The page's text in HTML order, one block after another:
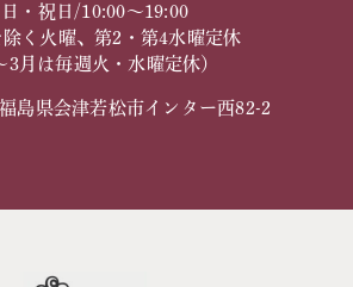
日・祝日/10:00～19:00
く火曜、第2・第4水曜定休
3月は毎週火・水曜定休）
島県会津若松市インター西82-2